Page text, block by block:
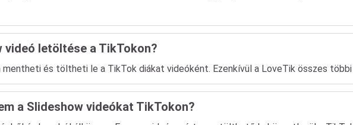
videó letöltése a TikTokon?
és töltheti le a TikTok diákat videóként. Ezenkívül a LoveTik összes
a Slideshow videókat TikTokon?